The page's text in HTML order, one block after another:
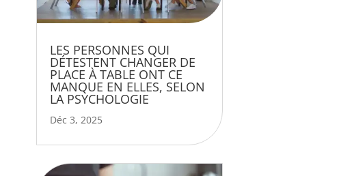
LES PERSONNES QUI
DÉTESTENT CHANGER DE
PLACE À TABLE ONT CE
MANQUE EN ELLES, SELON
LA PSYCHOLOGIE
Déc 3, 2025